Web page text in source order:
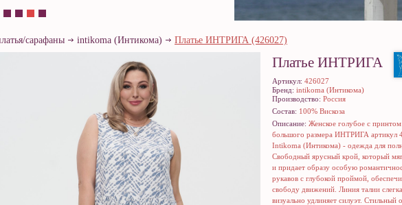
сарафаны intikoma (Интикома) Платье ИНТРИГА (426027)
Платье ИНТРИГА
Артикул: 426027
Бренд: intikoma (Интикома)
Производство: Россия
Состав: 100% Вискоза
Описание: Женское голубое с принтом
большого размера ИНТРИГА артикул
Intikoma (Интикома) - одежда для
Свободный ярусный крой, который
и придает образу особую
рукавов с глубокой проймой,
свободу движений. Линия талии
визуально удлиняет силуэт. Стильный